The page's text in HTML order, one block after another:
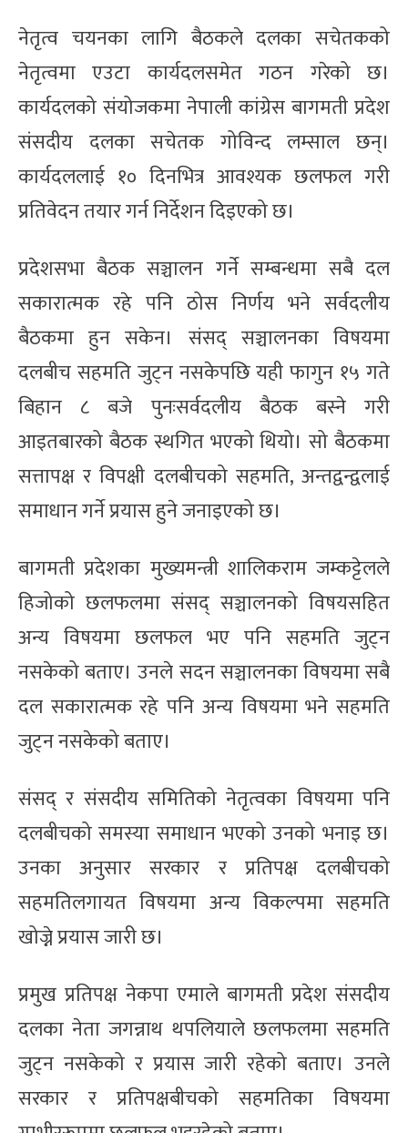
नेतृत्व चयनका लागि बैठकले दलका सचेतकको
नेतृत्वमा एउटा कार्यदलसमेत गठन गरेको छ।
कार्यदलको संयोजकमा नेपाली कांग्रेस बागमती प्रदेश
संसदीय दलका सचेतक गोविन्द लम्साल छन्।
कार्यदललाई १० दिनभित्र आवश्यक छलफल गरी
प्रतिवेदन तयार गर्न निर्देशन दिइएको छ।
प्रदेशसभा बैठक सञ्चालन गर्ने सम्बन्धमा सबै दल
सकारात्मक रहे पनि ठोस निर्णय भने सर्वदलीय
बैठकमा हुन सकेन। संसद् सञ्चालनका विषयमा
दलबीच सहमति जुट्न नसकेपछि यही फागुन १५ गते
बिहान ८ बजे पुनःसर्वदलीय बैठक बस्ने गरी
आइतबारको बैठक स्थगित भएको थियो। सो बैठकमा
सत्तापक्ष र विपक्षी दलबीचको सहमति, अन्तद्वन्द्वलाई
समाधान गर्ने प्रयास हुने जनाइएको छ।
बागमती प्रदेशका मुख्यमन्त्री शालिकराम जम्कट्टेलले
हिजोको छलफलमा संसद् सञ्चालनको विषयसहित
अन्य विषयमा छलफल भए पनि सहमति जुट्न
नसकेको बताए। उनले सदन सञ्चालनका विषयमा सबै
दल सकारात्मक रहे पनि अन्य विषयमा भने सहमति
जुट्न नसकेको बताए।
संसद् र संसदीय समितिको नेतृत्वका विषयमा पनि
दलबीचको समस्या समाधान भएको उनको भनाइ छ।
उनका अनुसार सरकार र प्रतिपक्ष दलबीचको
सहमतिलगायत विषयमा अन्य विकल्पमा सहमति
खोज्ने प्रयास जारी छ।
प्रमुख प्रतिपक्ष नेकपा एमाले बागमती प्रदेश संसदीय
दलका नेता जगन्नाथ थपलियाले छलफलमा सहमति
जुट्न नसकेको र प्रयास जारी रहेको बताए। उनले
सरकार र प्रतिपक्षबीचको सहमतिका विषयमा